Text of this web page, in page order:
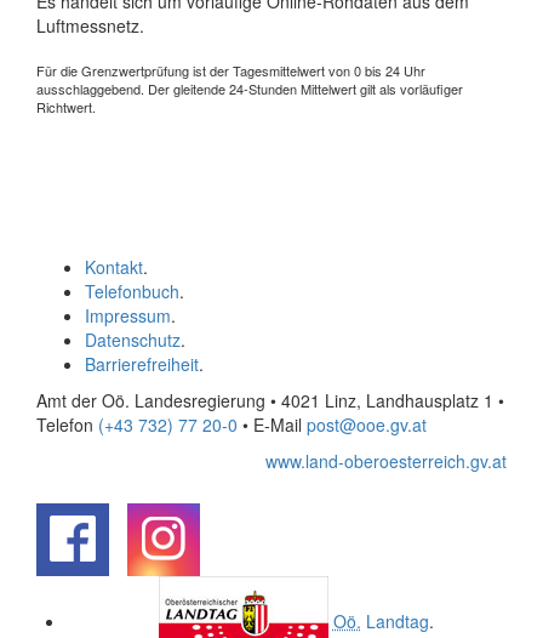
Luftmessnetz.
Für die Grenzwertprüfung ist der Tagesmittelwert von 0 bis 24 Uhr
ausschlaggebend. Der gleitende 24-Stunden Mittelwert gilt als vorläufiger
Richtwert.
Kontakt.
Telefonbuch.
Impressum.
Datenschutz.
Barrierefreiheit.
Amt der Oö. Landesregierung • 4021 Linz, Landhausplatz 1 •
Telefon (+43 732) 77 20-0 • E-Mail post@ooe.gv.at
www.land-oberoesterreich.gv.at
Oö. Landtag.